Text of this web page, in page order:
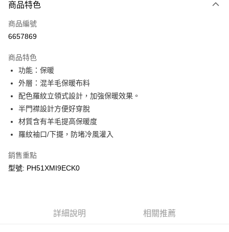
信用卡一次付款
LINE Pay
悠遊付
Google Pay
運送方式
宅配(離島)
商品特色
商品編號
6657869
商品特色
功能：保暖
外層：混羊毛保暖布料
配色羅紋立領式設計，加強保暖效果。
半門襟設計方便好穿脫
材質含有羊毛提高保暖度
羅紋袖口/下擺，防堵冷風灌入
銷售重點
型號: PH51XMI9ECK0
詳細說明 相關推薦